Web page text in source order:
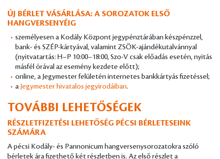
ÚJ BÉRLET VÁSÁRLÁSA: A SOROZATOK ELSŐ
HANGVERSENYÉIG
személyesen a Kodály Központ jegypénztárában készpénzzel,
bank- és SZÉP-kártyával, valamint ZSÖK-ajándékutalvánnyal
(nyitvatartás: H–P 10:00–18:00, Szo-V csak előadás esetén, nyitás
másfél órával az esemény kezdete előtt);
online, a Jegymester felületén internetes bankkártyás fizetéssel;
a Jegymester hivatalos jegyirodáiban.
TOVÁBBI LEHETŐSÉGEK
RÉSZLETFIZETÉSI LEHETŐSÉG PÉCSI BÉRLETESEINK
SZÁMÁRA
A pécsi Kodály- és Pannonicum hangversenysorozatokra szóló
bérletek ára fizethető két részletben is. Az első részlet a